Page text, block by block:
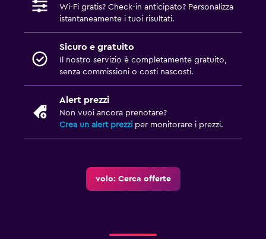
Wi-Fi gratis? Check-in anticipato? Personalizza
istantaneamente i tuoi risultati.
Sicuro e gratuito
Il nostro servizio è completamente gratuito,
senza commissioni o costi nascosti.
Alert prezzi
Non vuoi ancora prenotare?
Crea un alert prezzi per monitorare i prezzi.
volo: Cerca offerte